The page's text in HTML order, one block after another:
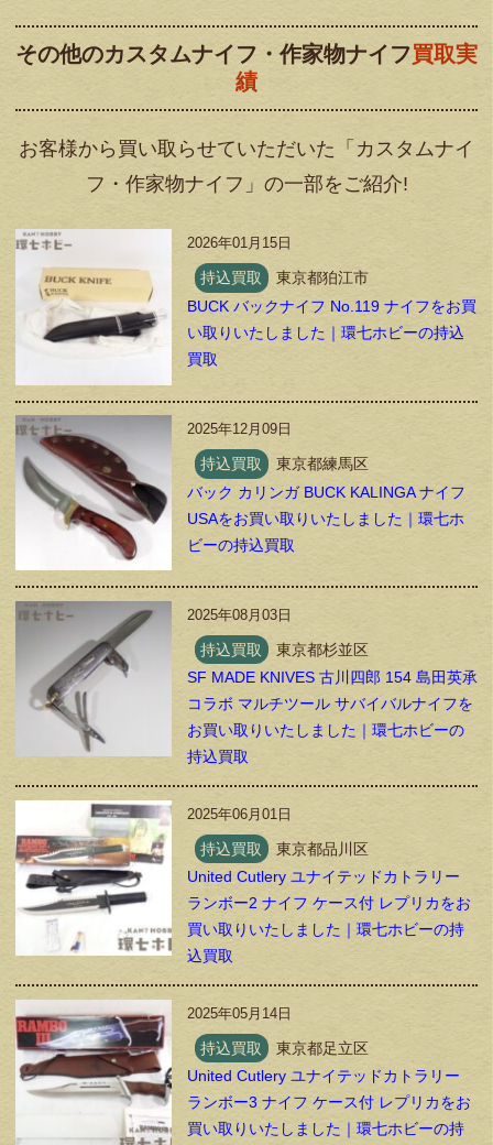
その他のカスタムナイフ・作家物ナイフ買取実
績
お客様から買い取らせていただいた「カスタムナイ
フ・作家物ナイフ」の一部をご紹介!
2026年01月15日
持込買取
東京都狛江市
BUCK バックナイフ No.119 ナイフをお買
い取りいたしました｜環七ホビーの持込
買取
2025年12月09日
持込買取
東京都練馬区
バック カリンガ BUCK KALINGA ナイフ
USAをお買い取りいたしました｜環七ホ
ビーの持込買取
2025年08月03日
持込買取
東京都杉並区
SF MADE KNIVES 古川四郎 154 島田英承
コラボ マルチツール サバイバルナイフを
お買い取りいたしました｜環七ホビーの
持込買取
2025年06月01日
持込買取
東京都品川区
United Cutlery ユナイテッドカトラリー
ランボー2 ナイフ ケース付 レプリカをお
買い取りいたしました｜環七ホビーの持
込買取
2025年05月14日
持込買取
東京都足立区
United Cutlery ユナイテッドカトラリー
ランボー3 ナイフ ケース付 レプリカをお
買い取りいたしました｜環七ホビーの持